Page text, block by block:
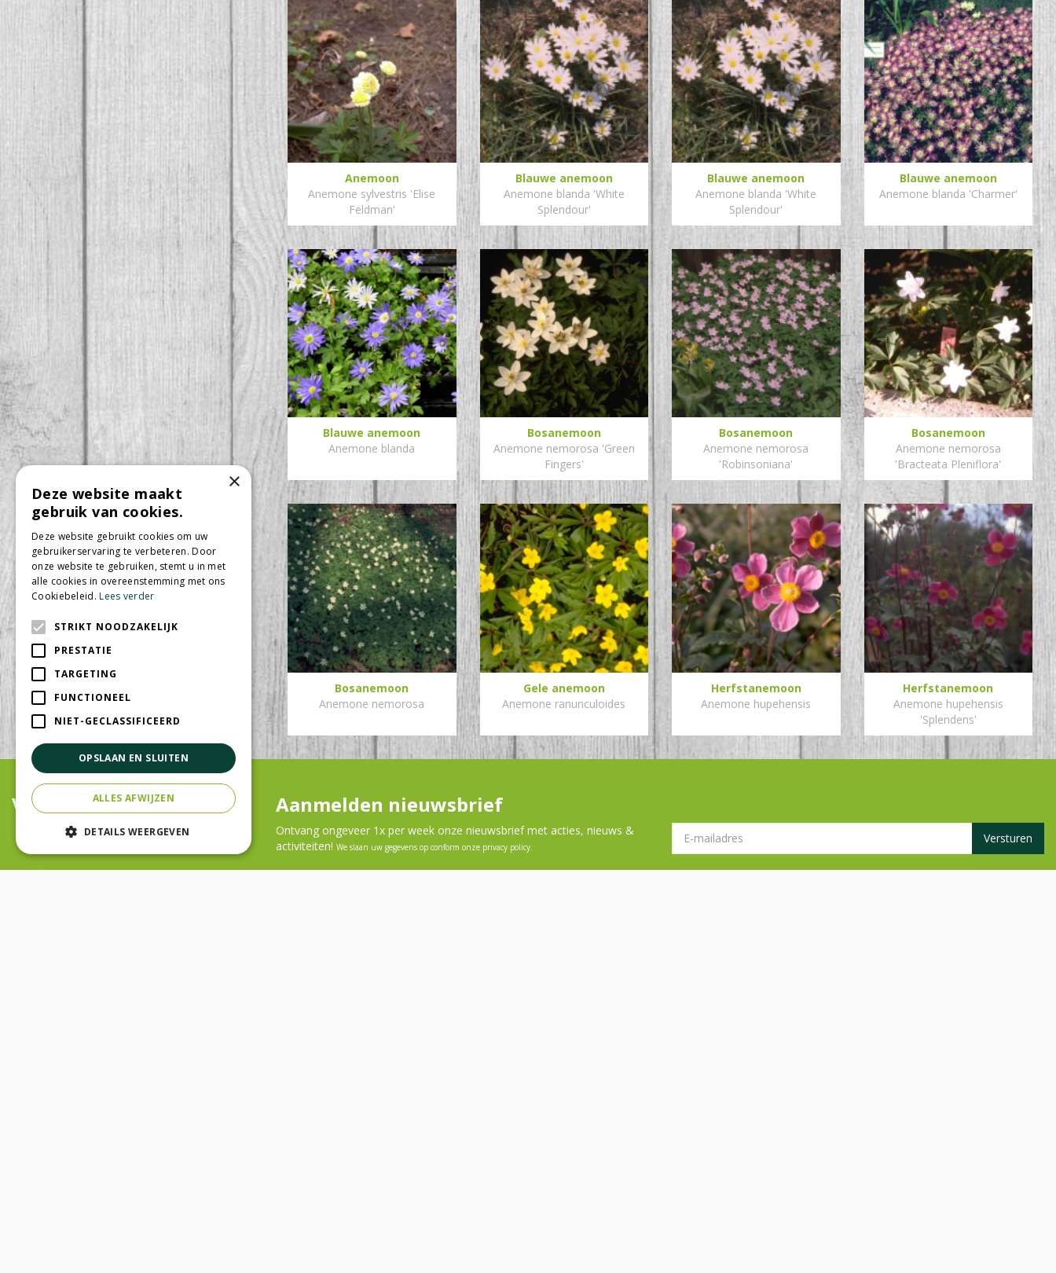
Anemoon
Anemone sylvestris 'Elise
Feldman'
Blauwe anemoon
Anemone blanda 'White
Splendour'
Blauwe anemoon
Anemone blanda 'White
Splendour'
Blauwe anemoon
Anemone blanda 'Charmer'
Blauwe anemoon
Anemone blanda
Bosanemoon
Anemone nemorosa 'Green
Fingers'
Bosanemoon
Anemone nemorosa
'Robinsoniana'
Bosanemoon
Anemone nemorosa
'Bracteata Pleniflora'
Bosanemoon
Anemone nemorosa
Gele anemoon
Anemone ranunculoides
Herfstanemoon
Anemone hupehensis
Herfstanemoon
Anemone hupehensis
'Splendens'
Aanmelden nieuwsbrief
Ontvang ongeveer 1x per week onze nieuwsbrief met acties, nieuws &
activiteiten! We slaan uw gegevens op conform onze privacy policy
Volg ons
×
Deze website maakt
gebruik van cookies.
Deze website gebruikt cookies om uw
gebruikerservaring te verbeteren. Door
onze website te gebruiken, stemt u in met
alle cookies in overeenstemming met ons
Cookiebeleid.Lees verder
STRIKT NOODZAKELIJK
PRESTATIE
TARGETING
FUNCTIONEEL
NIET-GECLASSIFICEERD
OPSLAAN EN SLUITEN
ALLES AFWIJZEN
DETAILS WEERGEVEN